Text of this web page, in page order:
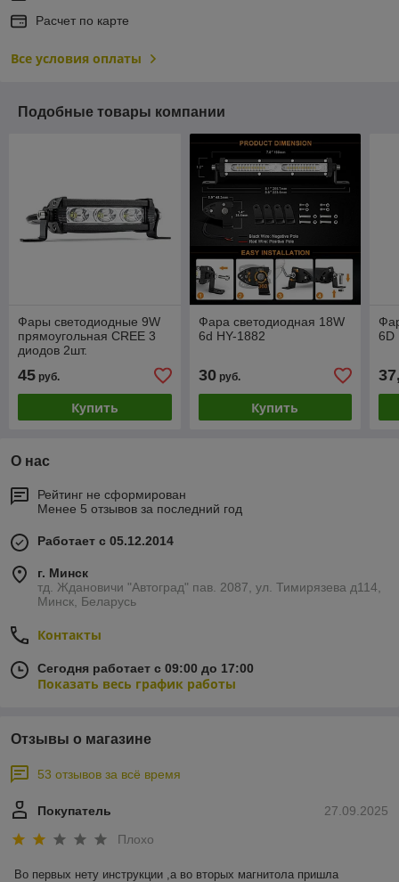
Расчет по карте
Все условия оплаты
Подобные товары компании
Фары светодиодные 9W
прямоугольная CREE 3
диодов 2шт.
45 руб.
Купить
Фара светодиодная 18W
6d HY-1882
30руб.
Купить
6D
О нас
Рейтинг не сформирован
Менее 5 отзывов за последний год
Работает с 05.12.2014
г. Минск
тд. Ждановичи "Автоград" пав. 2087, ул. Тимирязева д114,
Минск, Беларусь
Контакты
Сегодня работает с 09:00 до 17:00
Показать весь график работы
Отзывы о магазине
53 отзывов за всё время
27.09.2025
Покупатель
Плохо
Во первых нету инструкции ,а во вторых магнитола пришла